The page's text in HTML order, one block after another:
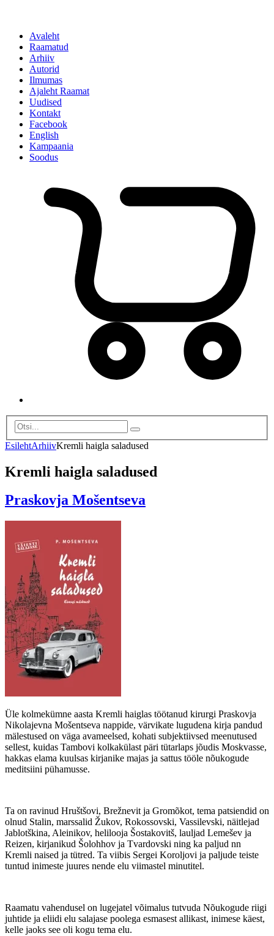
Avaleht
Raamatud
Arhiiv
Autorid
Ilmumas
Ajaleht Raamat
Uudised
Kontakt
Facebook
English
Kampaania
Soodus
EsilehtArhiivKremli haigla saladused
Kremli haigla saladused
Praskovja Mošentseva
Üle kolmekümne aasta Kremli haiglas töötanud kirurgi Praskovja
Nikolajevna Mošentseva nappide, värvikate lugudena kirja pandud
mälestused on väga avameelsed, kohati subjektiivsed meenutused
sellest, kuidas Tambovi kolkakülast päri tütarlaps jõudis Moskvasse,
hakkas elama kuulsas kirjanike majas ja sattus tööle nõukogude
meditsiini pühamusse.
Ta on ravinud Hruštšovi, Brežnevit ja Gromõkot, tema patsiendid on
olnud Stalin, marssalid Žukov, Rokossovski, Vassilevski, näitlejad
Jablotškina, Aleinikov, helilooja Šostakovitš, lauljad Lemešev ja
Reizen, kirjanikud Šolohhov ja Tvardovski ning ka paljud nn
Kremli naised ja tütred. Ta viibis Sergei Koroljovi ja paljude teiste
tuntud inimeste juures nende elu viimastel minutitel.
Raamatu vahendusel on lugejatel võimalus tutvuda Nõukogude riigi
juhtide ja eliidi elu salajase poolega esmasest allikast, inimese käest,
kelle jaoks see oli kogu tema elu.